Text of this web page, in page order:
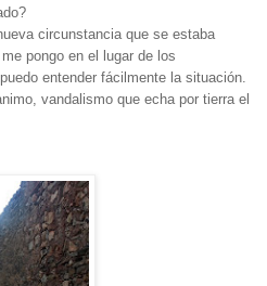
circunstancia que se estaba
pongo en el lugar de los
entender fácilmente la situación.
vandalismo que echa por tierra el